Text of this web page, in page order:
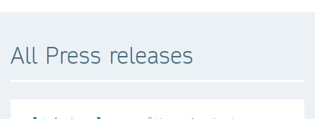
All Press releases